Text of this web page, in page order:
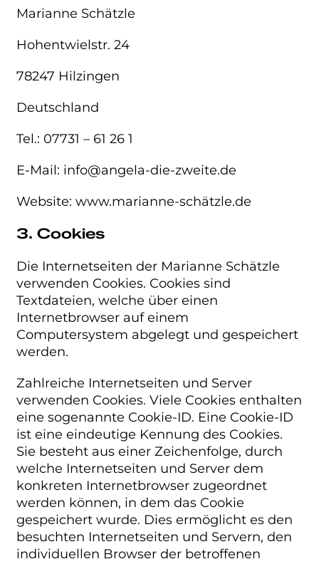
Marianne Schätzle
Hohentwielstr. 24
78247 Hilzingen
Deutschland
Tel.: 07731 – 61 26 1
E-Mail: info@angela-die-zweite.de
Website: www.marianne-schätzle.de
3. Cookies
Die Internetseiten der Marianne Schätzle
verwenden Cookies. Cookies sind
Textdateien, welche über einen
Internetbrowser auf einem
Computersystem abgelegt und gespeichert
werden.
Zahlreiche Internetseiten und Server
verwenden Cookies. Viele Cookies enthalten
eine sogenannte Cookie-ID. Eine Cookie-ID
ist eine eindeutige Kennung des Cookies.
Sie besteht aus einer Zeichenfolge, durch
welche Internetseiten und Server dem
konkreten Internetbrowser zugeordnet
werden können, in dem das Cookie
gespeichert wurde. Dies ermöglicht es den
besuchten Internetseiten und Servern, den
individuellen Browser der betroffenen